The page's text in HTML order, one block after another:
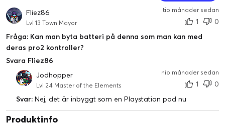
Fliez86
Lvl 13 Town Mayor
tio månader sedan
1
0
Fråga: Kan man byta batteri på denna som man kan med
deras pro2 kontroller?
Svara Fliez86
Jodhopper
Lvl 24 Master of the Elements
nio månader sedan
1
0
Svar: Nej, det är inbyggt som en Playstation pad nu
Produktinfo